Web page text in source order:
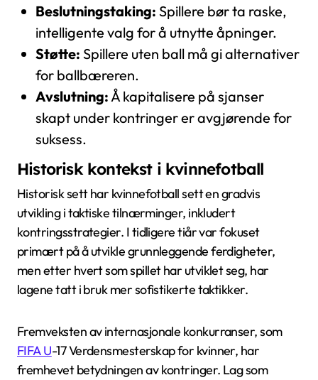
Beslutningstaking: Spillere bør ta raske,
intelligente valg for å utnytte åpninger.
Støtte: Spillere uten ball må gi alternativer
for ballbæreren.
Avslutning:Å kapitalisere på sjanser
skapt under kontringer er avgjørende for
suksess.
Historisk kontekst i kvinnefotball
Historisk sett har kvinnefotball sett en gradvis
utvikling i taktiske tilnærminger, inkludert
kontringsstrategier. I tidligere tiår var fokuset
primært på å utvikle grunnleggende ferdigheter,
men etter hvert som spillet har utviklet seg, har
lagene tatt i bruk mer sofistikerte taktikker.
Fremveksten av internasjonale konkurranser, som
FIFA U-17 Verdensmesterskap for kvinner, har
fremhevet betydningen av kontringer. Lag som